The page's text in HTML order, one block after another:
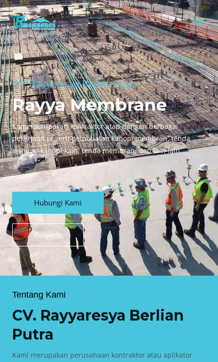
CV. Rayyaresya Berlian Putra
Rayya Membrane
Kami merupakan kontraktor atap dengan berbagai
pekerjaan seperti pembuatan kanopi membran, tenda
awning/ kanopi kain, tenda membran, dan lain-lain.
Hubungi Kami
Projects
Tentang Kami
CV. Rayyaresya Berlian
Putra
Kami merupakan perusahaan kontraktor atau aplikator